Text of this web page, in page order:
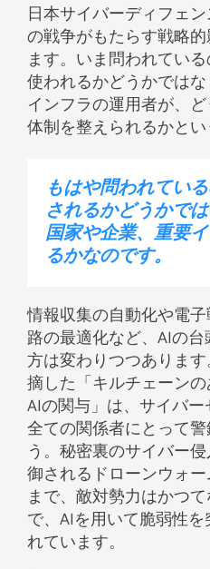
日本サイバーディフェ
の戦争がもたらす戦略
ます。いま問われてい
使われるかどうかでは
インフラの運用者が、
体制を整えられるかとい
もはや問われている
されるかどうかで
国家や企業、重要
るかなのです。
情報収集の自動化や電
路の最適化など、AIの
方は変わりつつありま
摘した「キルチェーン
AIの関与」は、サイバ
全ての関係者にとって
う。秘密裏のサイバー
御されるドローンウォ
まで、敵対勢力はかつ
で、AIを用いて脆弱性
れています。